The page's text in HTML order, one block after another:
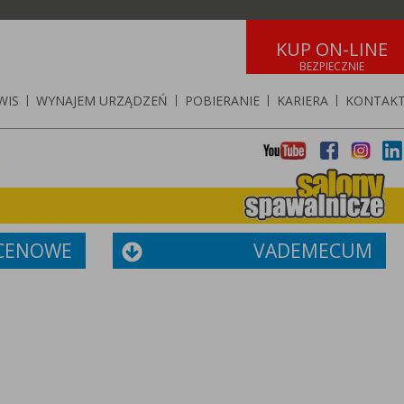
KUP ON-LINE
| WYNAJEM URZĄDZEŃ | POBIERANIE | KARIERA |
VADEMECUM